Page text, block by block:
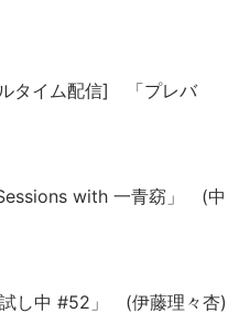
タイム配信] 「プレバ
with 一青窈」 (中
し中 #52」 (伊藤理々杏)